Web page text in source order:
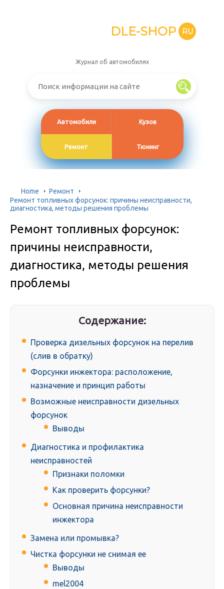
DLE-SHOP RU
Журнал об автомобилях
Автомобили Кузов
Ремонт Тюнинг
Home
Ремонт
Ремонт топливных форсунок: причины неисправности,
диагностика, методы решения проблемы
Ремонт топливных форсунок:
причины неисправности,
диагностика, методы решения
проблемы
Содержание:
Проверка дизельных форсунок на перелив
(слив в обратку)
Форсунки инжектора: расположение,
назначение и принцип работы
Возможные неисправности дизельных
форсунок
Выводы
Диагностика и профилактика
неисправностей
Признаки поломки
Как проверить форсунки?
Основная причина неисправности
инжектора
Замена или промывка?
Чистка форсунки не снимая ее
Выводы
mel2004